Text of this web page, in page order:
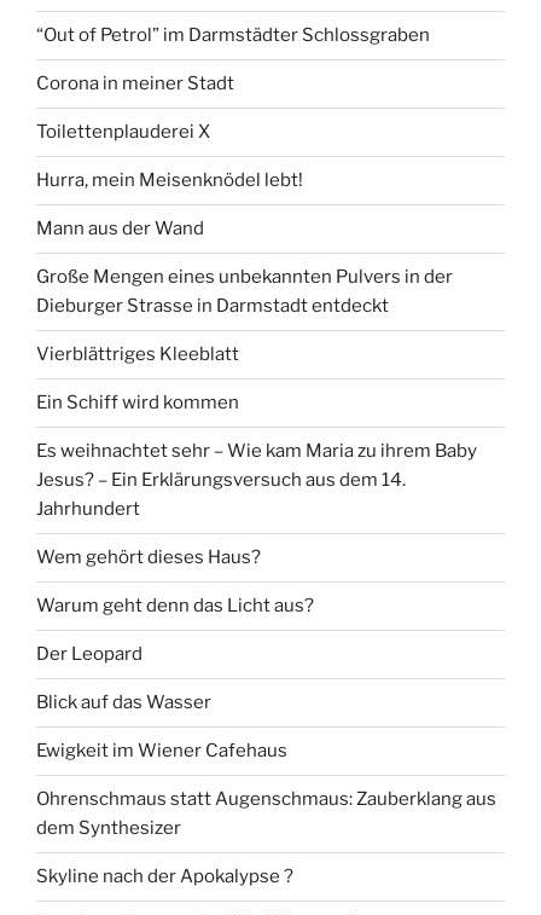
“Out of Petrol” im Darmstädter Schlossgraben
Corona in meiner Stadt
Toilettenplauderei X
Hurra, mein Meisenknödel lebt!
Mann aus der Wand
Große Mengen eines unbekannten Pulvers in der
Dieburger Strasse in Darmstadt entdeckt
Vierblättriges Kleeblatt
Ein Schiff wird kommen
Es weihnachtet sehr – Wie kam Maria zu ihrem Baby
Jesus? – Ein Erklärungsversuch aus dem 14.
Jahrhundert
Wem gehört dieses Haus?
Warum geht denn das Licht aus?
Der Leopard
Blick auf das Wasser
Ewigkeit im Wiener Cafehaus
Ohrenschmaus statt Augenschmaus: Zauberklang aus
dem Synthesizer
Skyline nach der Apokalypse ?